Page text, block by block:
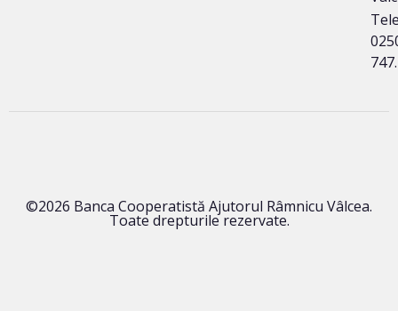
©2026 Banca Cooperatistă Ajutorul Râmnicu Vâlcea.
Toate drepturile rezervate.